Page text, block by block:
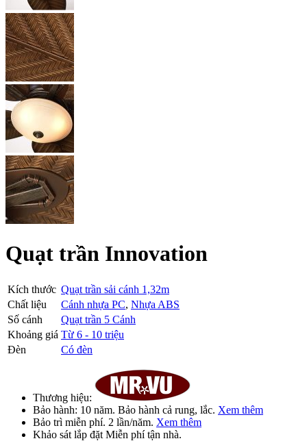
Quạt trần Innovation
Kích thước Quạt trần sải cánh 1,32m
Chất liệu
Cánh nhựa PC, Nhựa ABS
Số cánh
Quạt trần 5 Cánh
Khoảng giá Từ 6 - 10 triệu
Đèn
Có đèn
Thương hiệu:
Bảo hành: 10 năm. Bảo hành cả rung, lắc. Xem thêm
Bảo trì miễn phí. 2 lần/năm. Xem thêm
Khảo sát lắp đặt Miễn phítận nhà.